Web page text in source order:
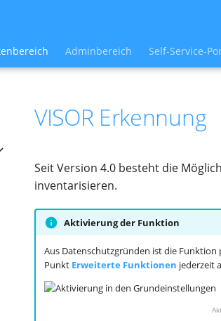
Adminbereich Self-Service-
VISOR Erkennung
Seit Version 4.0 besteht die
inventarisieren.
Aktivierung der Funktion
Aus Datenschutzgründen ist die
Punkt Erweiterte Funktionen jederzeit